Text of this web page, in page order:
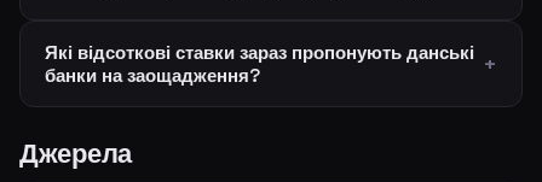
Які відсоткові ставки зараз пропонують данські
банки на заощадження?
Джерела